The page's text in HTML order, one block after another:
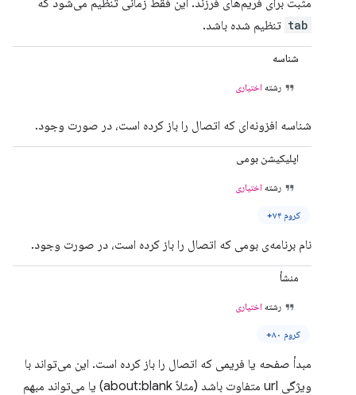
مثبت برای فریم‌های فرزند. این فقط زمانی تنظیم می‌شود که
tab تنظیم شده باشد.
شناسه
رشته اختیاری
شناسه افزونه‌ای که اتصال را باز کرده است، در صورت وجود.
اپلیکیشن بومی
رشته اختیاری
کروم ۷۴+
نام برنامه‌ی بومی که اتصال را باز کرده است، در صورت وجود.
منشأ
رشته اختیاری
کروم ۸۰+
مبدأ صفحه یا فریمی که اتصال را باز کرده است. این می‌تواند با
ویژگی url متفاوت باشد (مثلاً about:blank) یا می‌تواند مبهم